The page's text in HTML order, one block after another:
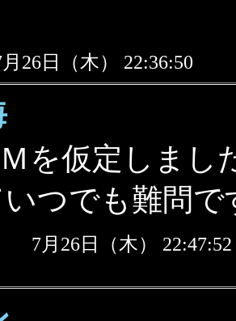
月26日（木） 22:36:50
を仮定しまし
つでも難問で
7月26日（木）